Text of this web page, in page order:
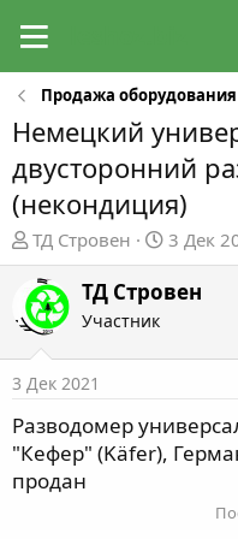
Продажа
Немецкий
двусторонний
(некондиция)
А
в
т
о
р
е
ы
ТД Стровен
Д
а
т
а
л
а
3 Дек
ТД Стровен
Участник
3 Дек 2021
Разводомер
"Кефер" (Käfer),
продан